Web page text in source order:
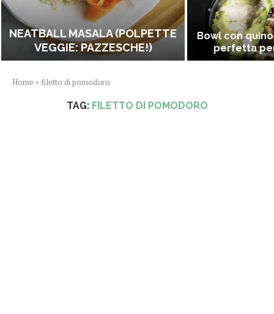
NEATBALL MASALA (POLPETTE
VEGGIE: PAZZESCHE!)
Bowl con
perfetta
Home » filetto di pomodoro
TAG: FILETTO DI POMODORO